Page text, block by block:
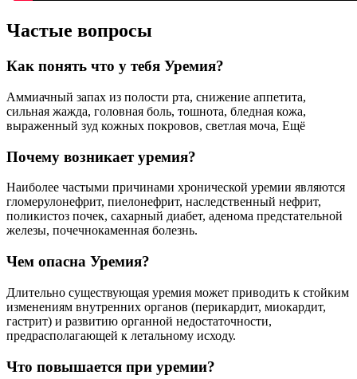
Частые вопросы
Как понять что у тебя Уремия?
Аммиачный запах из полости рта, снижение аппетита,
сильная жажда, головная боль, тошнота, бледная кожа,
выраженный зуд кожных покровов, светлая моча, Ещё
Почему возникает уремия?
Наиболее частыми причинами хронической уремии являются
гломерулонефрит, пиелонефрит, наследственный нефрит,
поликистоз почек, сахарный диабет, аденома предстательной
железы, почечнокаменная болезнь.
Чем опасна Уремия?
Длительно существующая уремия может приводить к стойким
изменениям внутренних органов (перикардит, миокардит,
гастрит) и развитию органной недостаточности,
предрасполагающей к летальному исходу.
Что повышается при уремии?